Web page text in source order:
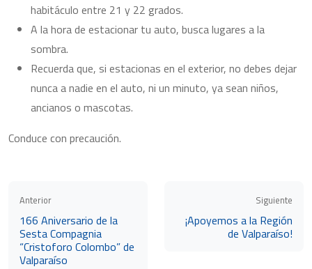
habitáculo entre 21 y 22 grados.
A la hora de estacionar tu auto, busca lugares a la
sombra.
Recuerda que, si estacionas en el exterior, no debes dejar
nunca a nadie en el auto, ni un minuto, ya sean niños,
ancianos o mascotas.
Conduce con precaución.
Anterior
166 Aniversario de la
Sesta Compagnia
“Cristoforo Colombo” de
Valparaíso
Siguiente
¡Apoyemos a la Región
de Valparaíso!